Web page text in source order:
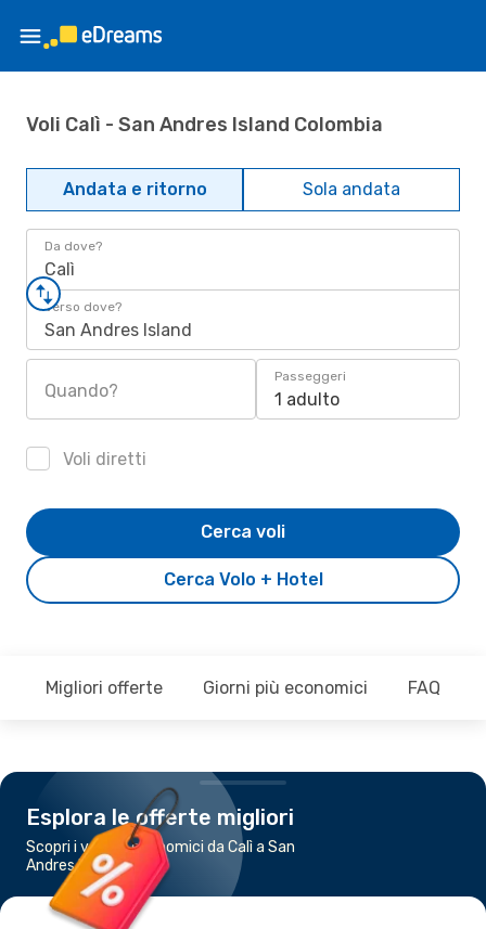
Voli Calì - San Andres Island Colombia
Andata e ritorno Sola andata
Da dove?
Calì
Verso dove?
San Andres Island
Quando?
Passeggeri
1 adulto
Voli diretti
Cerca Volo + Hotel
Cerca voli
Migliori offerte Giorni più economici FAQ
Esplora le offerte migliori
Scopri i voli più economici da Calì a San
Andres Island